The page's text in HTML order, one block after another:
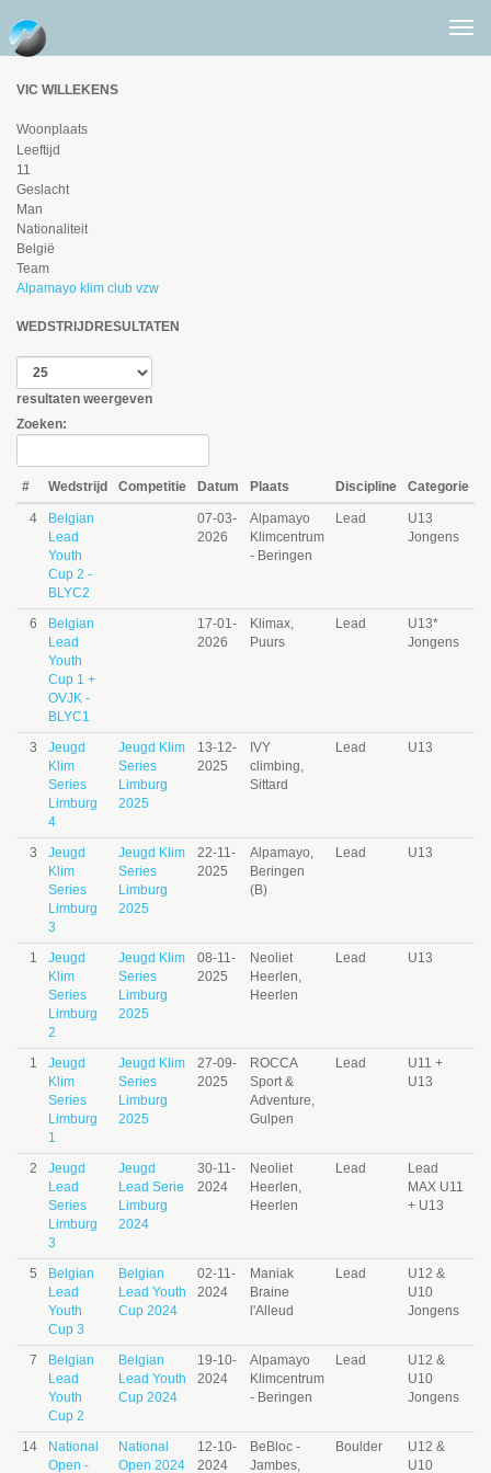
VIC WILLEKENS
Woonplaats
Leeftijd
11
Geslacht
Man
Nationaliteit
België
Team
Alpamayo klim club vzw
WEDSTRIJDRESULTATEN
resultaten weergeven
Zoeken:
# Wedstrijd Competitie Datum Plaats Discipline Categorie
4
Belgian
Lead
Youth
Cup 2 -
BLYC2
07-03-
2026
Alpamayo
Klimcentrum
- Beringen
Lead
U13
Jongens
6
Belgian
Lead
Youth
Cup 1 +
OVJK -
BLYC1
17-01-
2026
Klimax,
Puurs
Lead
U13*
Jongens
3
Jeugd
Klim
Series
Limburg
4
Jeugd Klim
Series
Limburg
2025
13-12-
2025
IVY
climbing,
Sittard
Lead U13
3
Jeugd
Klim
Series
Limburg
3
Jeugd Klim
Series
Limburg
2025
22-11-
2025
Alpamayo,
Beringen
(B)
Lead U13
1
Jeugd
Klim
Series
Limburg
2
Jeugd Klim
Series
Limburg
2025
08-11-
2025
Neoliet
Heerlen,
Heerlen
Lead U13
1
Jeugd
Klim
Series
Limburg
1
Jeugd Klim
Series
Limburg
2025
27-09-
2025
ROCCA
Sport &
Adventure,
Gulpen
Lead
U11 +
U13
2
Jeugd
Lead
Series
Limburg
3
Jeugd
Lead Serie
Limburg
2024
30-11-
2024
Neoliet
Heerlen,
Heerlen
Lead
Lead
MAX U11
+ U13
5
Belgian
Lead
Youth
Cup 3
Belgian
Lead Youth
Cup 2024
02-11-
2024
Maniak
Braine
l'Alleud
Lead
U12 &
U10
Jongens
7
Belgian
Lead
Youth
Cup 2
Belgian
Lead Youth
Cup 2024
19-10-
2024
Alpamayo
Klimcentrum
- Beringen
Lead
U12 &
U10
Jongens
14
National
Open -
National
Open 2024
12-10-
2024
BeBloc -
Jambes,
Boulder
U12 &
U10